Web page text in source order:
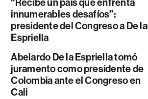
“Recibe un país que enfrenta
innumerables desafíos”:
presidente del Congreso a De la
Espriella
Abelardo De la Espriella tomó
juramento como presidente de
Colombia ante el Congreso en
Cali